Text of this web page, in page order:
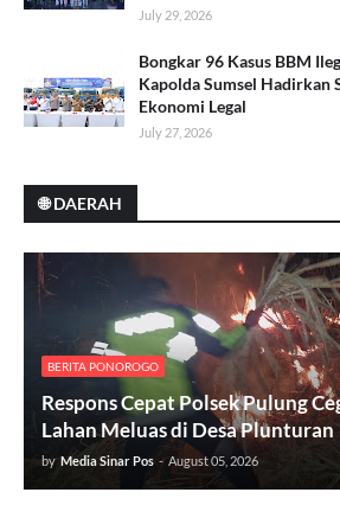
July 29, 2026
Bongkar 96 Kasus BBM
Kapolda Sumsel Hadirkan
Ekonomi Legal
July 27, 2026
🌐 DAERAH
BERITA PONOROGO
Respons Cepat Polsek Pulung
Lahan Meluas di Desa Plunturan
by Media Sinar Pos - August 05, 2026